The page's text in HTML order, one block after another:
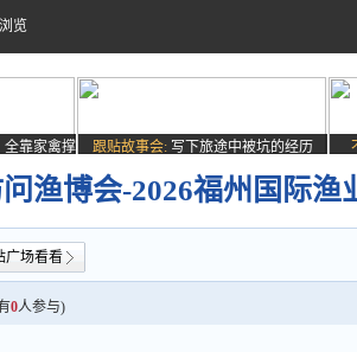
览
全靠家禽撑
跟贴故事会: 写下旅途中被坑的经历
渔博会-2026福州国际渔
广场看看
0人参与)